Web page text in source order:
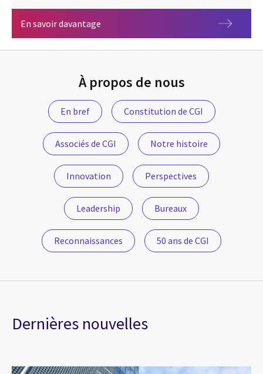
En savoir davantage
À propos de nous
En bref Constitution de CGI
Associés de CGI Notre histoire
Innovation Perspectives
Leadership Bureaux
Reconnaissances 50 ans de CGI
Dernières nouvelles